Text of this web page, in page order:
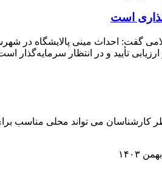
است
تأیید و در انتظار سرمایه‌گذار
کارشناسان می تواند محلی مناسب